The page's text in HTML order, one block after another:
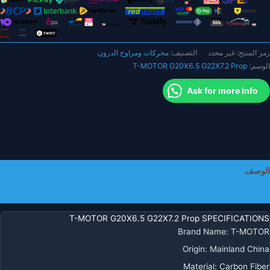
ألياف
الكربون
المروحة
لمختلف
الطلبات
رمز المنتج: غير محدد التصنيف: محركات ومراوح الدرون
الوسم: T-MOTOR G20X6.5 G22X7.2 Prop
Ask for more info
الوصف
T-MOTOR G20X6.5 G22X7.2 Prop SPECIFICATIONS
Brand Name: T-MOTOR
Origin: Mainland China
Material: Carbon Fiber